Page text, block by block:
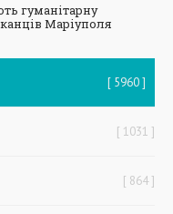
гуманітарну
Маріуполя
5960
1031
864